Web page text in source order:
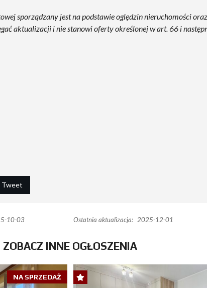
sporządzany jest na podstawie oględzin nieruchomości
aktualizacji i nie stanowi oferty określonej w art. 66 i
Tweet
10-03 Ostatnia aktualizacja: 2025-12-01
ZOBACZ INNE OGŁOSZENIA
NA SPRZEDAŻ